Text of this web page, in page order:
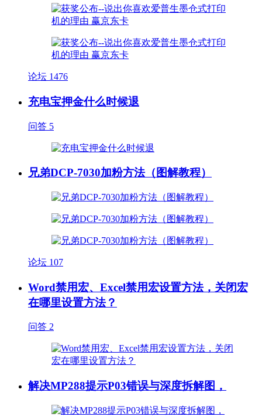
论坛 1476
充电宝押金什么时候退
问答 5
兄弟DCP-7030加粉方法（图解教程）
论坛 107
Word禁用宏、Excel禁用宏设置方法，关闭宏
在哪里设置方法？
问答 2
解决MP288提示P03错误与深度拆解图，